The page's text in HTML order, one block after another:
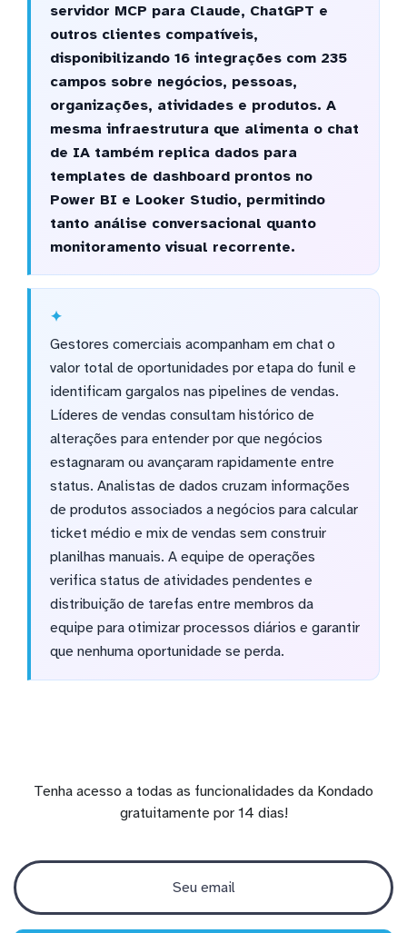
servidor MCP para Claude, ChatGPT e
outros clientes compatíveis,
disponibilizando 16 integrações com 235
campos sobre negócios, pessoas,
organizações, atividades e produtos. A
mesma infraestrutura que alimenta o chat
de IA também replica dados para
templates de dashboard prontos no
Power BI e Looker Studio, permitindo
tanto análise conversacional quanto
monitoramento visual recorrente.
Gestores comerciais acompanham em chat o
valor total de oportunidades por etapa do funil e
identificam gargalos nas pipelines de vendas.
Líderes de vendas consultam histórico de
alterações para entender por que negócios
estagnaram ou avançaram rapidamente entre
status. Analistas de dados cruzam informações
de produtos associados a negócios para calcular
ticket médio e mix de vendas sem construir
planilhas manuais. A equipe de operações
verifica status de atividades pendentes e
distribuição de tarefas entre membros da
equipe para otimizar processos diários e garantir
que nenhuma oportunidade se perda.
Tenha acesso a todas as funcionalidades da Kondado
gratuitamente por 14 dias!